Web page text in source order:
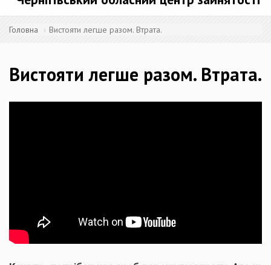
Головна Вистояти легше разом. Втрата.
Вистояти легше разом. Втрата.